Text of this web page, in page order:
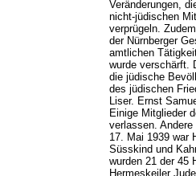
Veränderungen,
nicht-jüdischen
verprügeln.
der Nürnberger
amtlichen
wurde verschärft.
die jüdische
des jüdischen
Liser. Ernst
Einige Mitglieder
verlassen.
17. Mai 1939 war
Süsskind und
wurden 21 der 45
Hermeskeiler